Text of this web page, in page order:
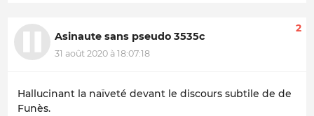
Asinaute sans pseudo 3535c
31 août 2020 à 18:07:18
2
Hallucinant la naïveté devant le discours subtile de de
Funès.